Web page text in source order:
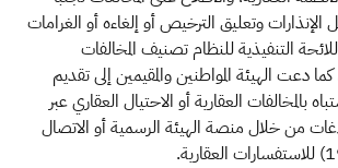
وتعليق الترخيص أو إلغاءه أو الغرامات
التنفيذية للنظام تصنيف المخالفات
كما دعت الهيئة المواطنين والمقيمين إلى تقديم
بالمخالفات العقارية أو الاحتيال العقاري عبر
من خلال منصة الهيئة الرسمية أو الاتصال